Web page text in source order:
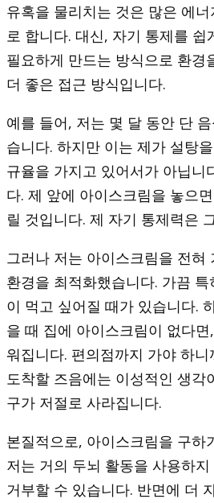
유혹을 물리치는 것은 많은 에
로 합니다. 대신, 자기 통제를
필요하게 만드는 방식으로 환경
더 좋은 접근 방식입니다.
예를 들어, 저는 몇 달 동안 단
습니다. 하지만 이는 제가 설탕
규율을 가지고 있어서가 아닙니
다. 제 앞에 아이스크림을 놓으
릴 것입니다. 제 자기 통제력은
그러나 저는 아이스크림을 전혀
환경을 최적화했습니다. 가끔
이 먹고 싶어질 때가 있습니다.
을 때 집에 아이스크림이 없다
워집니다. 편의점까지 가야 하
도착할 즈음에는 이성적인 생각
구가 저절로 사라집니다.
본질적으로, 아이스크림을 구하
저는 거의 두뇌 활동을 사용하
거부할 수 있습니다. 반면에 더